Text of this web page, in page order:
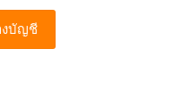
งบัญชี